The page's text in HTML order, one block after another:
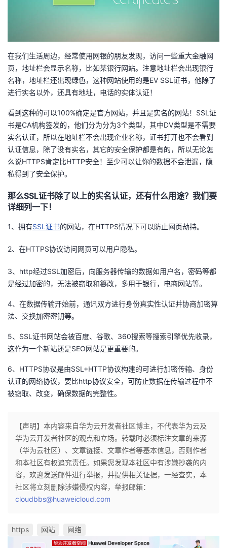
堂
我
的
课
程
我
的
认
证
我
的
实
验
我
的
收
我
的
技
术
支
持
我
的
云
声
建
在我们生活周边，经常使用网银的朋友发现，访问一些重大金融网
页，地址栏会显示名称，比如某银行网站。注意地址栏会出现银行
名称，地址栏还出现绿色，这种网站使用的是EV SSL证书，他除了
进行实名以外，还具有地址，电话的实体认证！
看到这种的可以100%确定是官方网站，并且是实名的网站！SSL证
书是CA机构签发的，他们分为分为3个类型，其中DV类型是不需要
实名认证，所以在地址栏不会出现企业名称，证书打开也不会看到
认证信息，除了没有实名，其它的安全保护都是有的，所以无论怎
么说HTTPS肯定比HTTP安全！至少可以让你的数据不会泄漏，隐
私得到了安全保护。
那么SSL证书除了以上的实名认证，还有什么用途？我们要
详细列一下！
1、拥有SSL证书的网站，在HTTPS情况下可以防止网页劫持。
2、在HTTPS协议访问网页可以用户隐私。
3、http经过SSL加密后，向服务器传输的数据如用户名，密码等都
是经过加密的，无法被窃取和篡改，多用于银行，电商网站等。
4、在数据传输开始前，通讯双方进行身份真实性认证并协商加密算
法、交换加密密钥等。
5、SSL证书网站会被百度、谷歌、360搜索等搜索引擎优先收录，
这作为一个新站还是SEO网站是更重要的。
6、HTTPS协议是由SSL+HTTP协议构建的可进行加密传输、身份
认证的网络协议，要比http协议安全，可防止数据在传输过程中不
被窃取、改变，确保数据的完整性。
【声明】本内容来自华为云开发者社区博主，不代表华为云及
华为云开发者社区的观点和立场。转载时必须标注文章的来源
（华为云社区）、文章链接、文章作者等基本信息，否则作者
和本社区有权追究责任。如果您发现本社区中有涉嫌抄袭的内
容，欢迎发送邮件进行举报，并提供相关证据，一经查实，本
社区将立刻删除涉嫌侵权内容，举报邮箱：
cloudbbs@huaweicloud.com
https 网站 网络